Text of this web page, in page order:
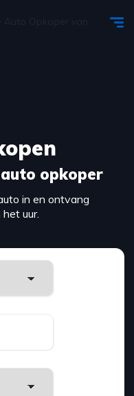
opkoper
in en ontvang
uur.